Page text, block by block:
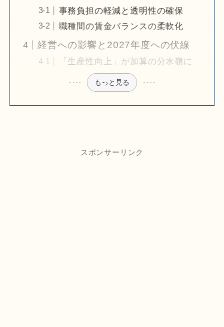
事務負担の軽減と透明性の確保
職種間の賃金バランスの柔軟化
経営への影響と2027年度への伏線
「生産性向上」が加算の分水嶺に
もっと見る
スポンサーリンク